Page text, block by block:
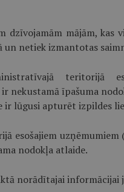
dzīvojamām mājām, kas
un netiek izmantotas
teritorijā
nekustamā īpašuma
ir lūgusi apturēt izpildes
esošajiem
nodokļa atlaide.
norādītajai informācijai